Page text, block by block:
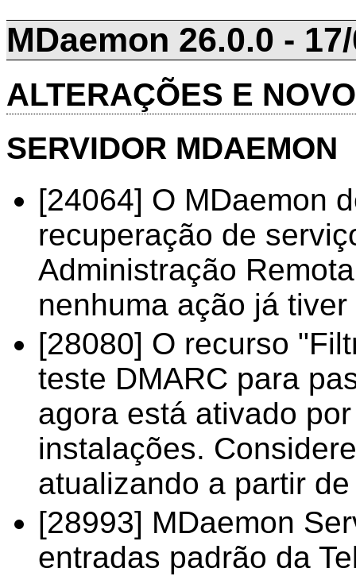
MDaemon 26.0.0 -
ALTERAÇÕES E
SERVIDOR MDAEMON
[24064] O MDaemon
recuperação de
Administração
nenhuma ação já
[28080] O recurso
teste DMARC para
agora está ativado
instalações.
atualizando a partir
[28993] MDaemon
entradas padrão da